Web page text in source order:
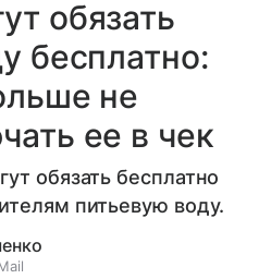
обязать
бесплатно:
не
ее в чек
обязать бесплатно
питьевую воду.